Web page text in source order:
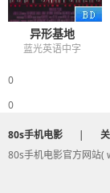
异形基地
蓝光英语中字
0
0
80s手机电影 |
80s手机电影官方网站(